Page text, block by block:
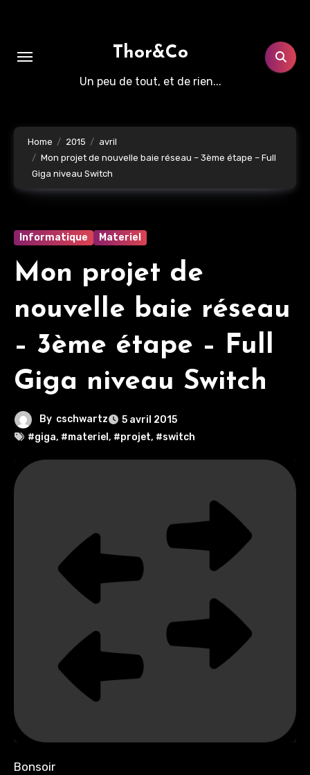
Thor&Co
Un peu de tout, et de rien...
Home 2015
avril
Mon projet de nouvelle baie réseau – 3ème étape – Full
Giga niveau Switch
Informatique Materiel
Mon projet de
nouvelle baie réseau
– 3ème étape – Full
Giga niveau Switch
By cschwartz
5 avril 2015
#giga, #materiel , #projet, #switch
Bonsoir